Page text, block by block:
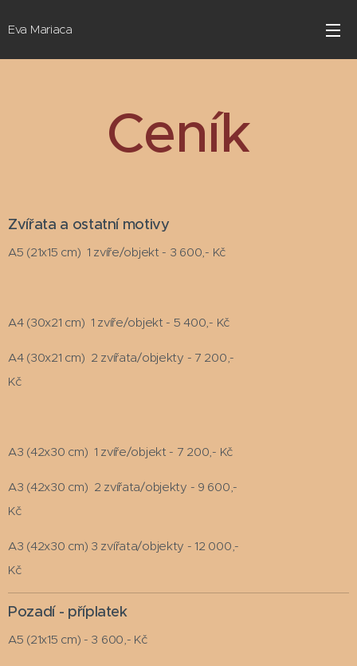
Eva Mariaca
Ceník
Zvířata a ostatní motivy
A5 (21x15 cm) 1 zvíře/objekt - 3 600,- Kč
A4 (30x21 cm) 1 zvíře/objekt - 5 400,- Kč
A4 (30x21 cm) 2 zvířata/objekty - 7 200,-
Kč
A3 (42x30 cm) 1 zvíře/objekt - 7 200,- Kč
A3 (42x30 cm) 2 zvířata/objekty - 9 600,-
Kč
A3 (42x30 cm) 3 zvířata/objekty - 12 000,-
Kč
Pozadí - příplatek
A5 (21x15 cm) - 3 600,- Kč